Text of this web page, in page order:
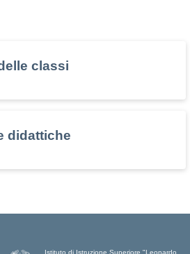
classi
didattiche
Istituto di Istruzione Superiore "Leonardo